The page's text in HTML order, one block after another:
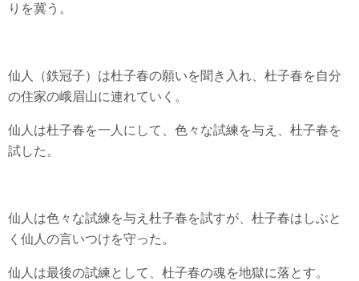
りを冀う。
仙人（鉄冠子）は杜子春の願いを聞き入れ、杜子春を自分
の住家の峨眉山に連れていく。
仙人は杜子春を一人にして、色々な試練を与え、杜子春を
試した。
仙人は色々な試練を与え杜子春を試すが、杜子春はしぶと
く仙人の言いつけを守った。
仙人は最後の試練として、杜子春の魂を地獄に落とす。